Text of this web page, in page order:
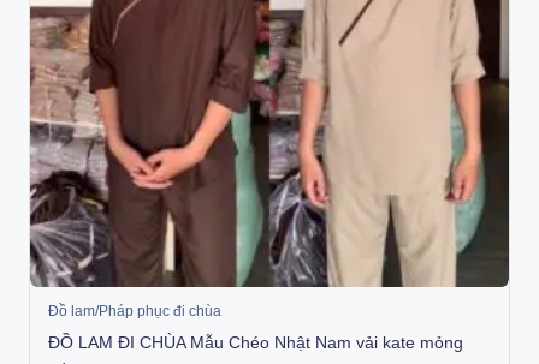
Đồ lam/Pháp phục đi chùa
ĐỒ LAM ĐI CHÙA Mẫu Chéo Nhật Nam vải kate mỏng